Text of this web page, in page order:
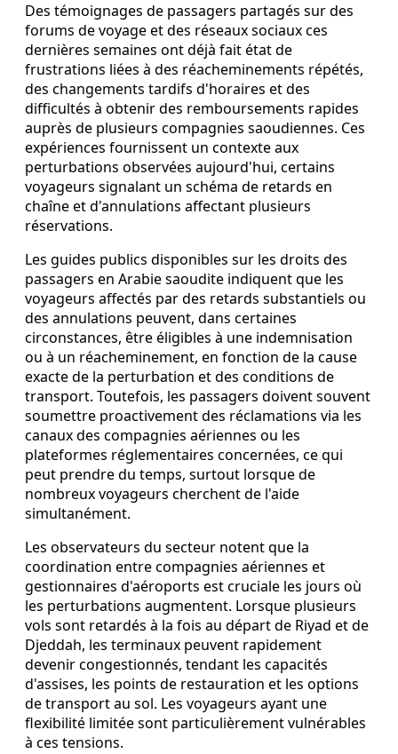
Des témoignages de passagers partagés sur des
forums de voyage et des réseaux sociaux ces
dernières semaines ont déjà fait état de
frustrations liées à des réacheminements répétés,
des changements tardifs d'horaires et des
difficultés à obtenir des remboursements rapides
auprès de plusieurs compagnies saoudiennes. Ces
expériences fournissent un contexte aux
perturbations observées aujourd'hui, certains
voyageurs signalant un schéma de retards en
chaîne et d'annulations affectant plusieurs
réservations.
Les guides publics disponibles sur les droits des
passagers en Arabie saoudite indiquent que les
voyageurs affectés par des retards substantiels ou
des annulations peuvent, dans certaines
circonstances, être éligibles à une indemnisation
ou à un réacheminement, en fonction de la cause
exacte de la perturbation et des conditions de
transport. Toutefois, les passagers doivent souvent
soumettre proactivement des réclamations via les
canaux des compagnies aériennes ou les
plateformes réglementaires concernées, ce qui
peut prendre du temps, surtout lorsque de
nombreux voyageurs cherchent de l'aide
simultanément.
Les observateurs du secteur notent que la
coordination entre compagnies aériennes et
gestionnaires d'aéroports est cruciale les jours où
les perturbations augmentent. Lorsque plusieurs
vols sont retardés à la fois au départ de Riyad et de
Djeddah, les terminaux peuvent rapidement
devenir congestionnés, tendant les capacités
d'assises, les points de restauration et les options
de transport au sol. Les voyageurs ayant une
flexibilité limitée sont particulièrement vulnérables
à ces tensions.